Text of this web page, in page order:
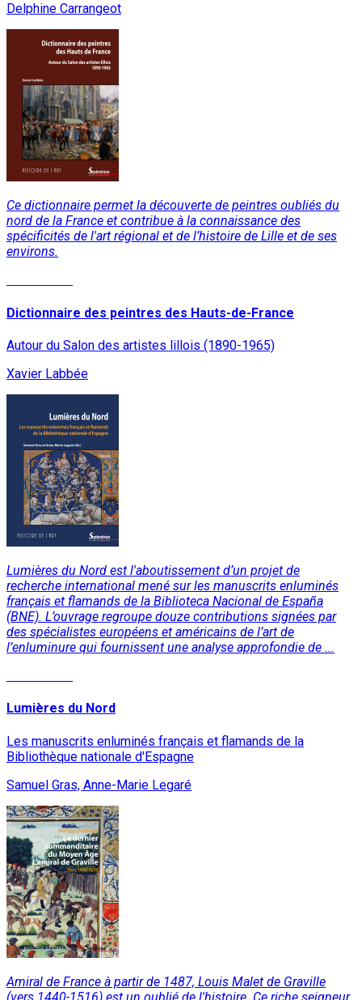
Delphine Carrangeot
Ce dictionnaire permet la découverte de peintres oubliés du
nord de la France et contribue à la connaissance des
spécificités de l'art régional et de l’histoire de Lille et de ses
environs.
Dictionnaire des peintres des Hauts-de-France
Autour du Salon des artistes lillois (1890-1965)
Xavier Labbée
Lumières du Nord est l'aboutissement d’un projet de
recherche international mené sur les manuscrits enluminés
français et flamands de la Biblioteca Nacional de España
(BNE). L’ouvrage regroupe douze contributions signées par
des spécialistes européens et américains de l’art de
l’enluminure qui fournissent une analyse approfondie de ...
Lumières du Nord
Les manuscrits enluminés français et flamands de la
Bibliothèque nationale d'Espagne
Samuel Gras, Anne-Marie Legaré
Amiral de France à partir de 1487, Louis Malet de Graville
(vers 1440-1516) est un oublié de l'histoire. Ce riche seigneur